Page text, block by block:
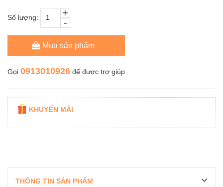
Số lượng: -
+
Mua sản phẩm
Gọi 0913010926 để được trợ giúp
KHUYẾN MÃI
THÔNG TIN SẢN PHẨM